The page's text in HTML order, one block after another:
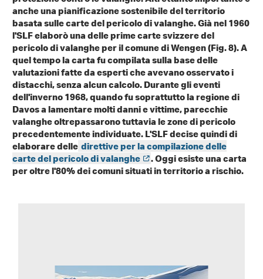
anche una pianificazione sostenibile del territorio
basata sulle carte del pericolo di valanghe. Già nel 1960
l'SLF elaborò una delle prime carte svizzere del
pericolo di valanghe per il comune di Wengen (Fig. 8). A
quel tempo la carta fu compilata sulla base delle
valutazioni fatte da esperti che avevano osservato i
distacchi, senza alcun calcolo. Durante gli eventi
dell'inverno 1968, quando fu soprattutto la regione di
Davos a lamentare molti danni e vittime, parecchie
valanghe oltrepassarono tuttavia le zone di pericolo
precedentemente individuate. L'SLF decise quindi di
elaborare delle direttive per la compilazione delle
carte del pericolo di valanghe
. Oggi esiste una carta
per oltre l'80% dei comuni situati in territorio a rischio.